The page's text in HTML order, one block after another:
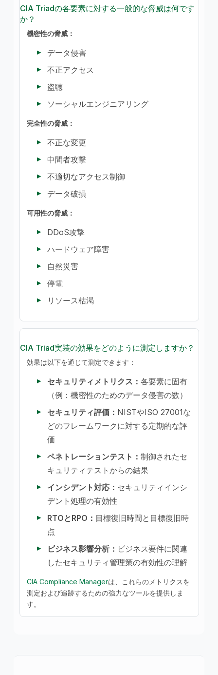
CIA Triadの各要素に対する一般的な脅威は何です
か？
機密性の脅威：
データ侵害
不正アクセス
盗聴
ソーシャルエンジニアリング
完全性の脅威：
不正な変更
中間者攻撃
不適切なアクセス制御
データ破損
可用性の脅威：
DDoS攻撃
ハードウェア障害
自然災害
停電
リソース枯渇
CIA Triad実装の効果をどのように測定しますか？
効果は以下を通じて測定できます：
セキュリティメトリクス： 各要素に固有
（例：機密性のためのデータ侵害の数）
セキュリティ評価： NISTやISO 27001な
どのフレームワークに対する定期的な評
価
ペネトレーションテスト： 制御されたセ
キュリティテストからの結果
インシデント対応： セキュリティインシ
デント処理の有効性
RTOとRPO： 目標復旧時間と目標復旧時
点
ビジネス影響分析： ビジネス要件に関連
したセキュリティ管理策の有効性の理解
CIA Compliance Managerは、これらのメトリクスを
測定および追跡するための強力なツールを提供しま
す。